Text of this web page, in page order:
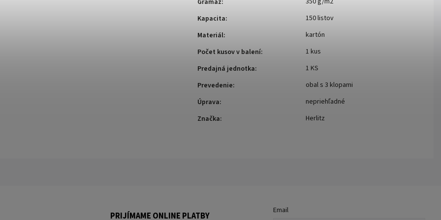
Gramáž:
Kapacita:
150 listov
Materiál:
kartón
Počet kusov v balení:
1 kus
Predajná jednotka:
1 KS
Prevedenie:
obal s 3 klopami
Úprava:
nepriehľadné
Značka: Herlitz
PRIJÍMAME ONLINE PLATBY
Email